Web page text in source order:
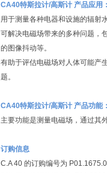
CA40特斯拉计/高斯计 产品应用
用于测量各种电器和设施的辐射
可解决电磁场带来的多种问题，
的图像抖动等。
有助于评估电磁场对人体可能产
题。
CA40特斯拉计/高斯计 产品功能
主要功能是测量电磁场，通过其
订购信息
C.A 40 的订购编号为